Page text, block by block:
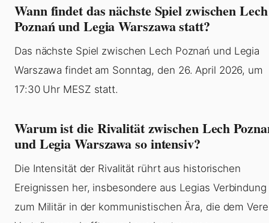
Wann findet das nächste Spiel zwischen Lech
Poznań und Legia Warszawa statt?
Das nächste Spiel zwischen Lech Poznań und Legia
Warszawa findet am Sonntag, den 26. April 2026, um
17:30 Uhr MESZ statt.
Warum ist die Rivalität zwischen Lech
und Legia Warszawa so intensiv?
Die Intensität der Rivalität rührt aus historischen
Ereignissen her, insbesondere aus Legias Verbindung
zum Militär in der kommunistischen Ära, die dem